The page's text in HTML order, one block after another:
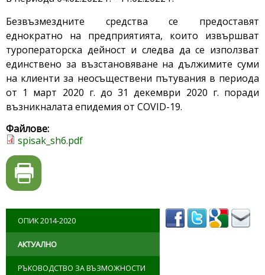
Безвъзмездните средства се предоставят
еднократно на предприятията, които извършват
туроператорска дейност и следва да се използват
единствено за възстановяване на дължимите суми
на клиенти за неосъществени пътувания в периода
от 1 март 2020 г. до 31 декември 2020 г. поради
възникналата епидемия от COVID-19.
Файлове:
spisak_sh6.pdf
ОПИК 2014-2020
АКТУАЛНО
РЪКОВОДСТВО ЗА ВЪЗМОЖНОСТИ